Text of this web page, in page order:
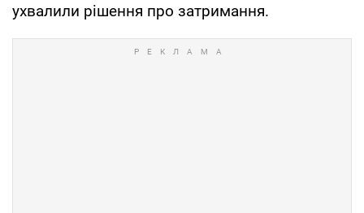
ухвалили рішення про затримання.